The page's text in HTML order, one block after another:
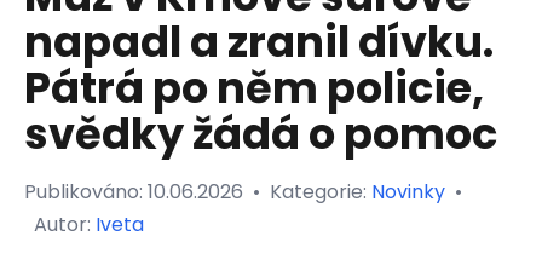
napadl a zranil dívku.
Pátrá po něm policie,
svědky žádá o pomoc
Publikováno: 10.06.2026 • Kategorie: Novinky •
Autor: Iveta